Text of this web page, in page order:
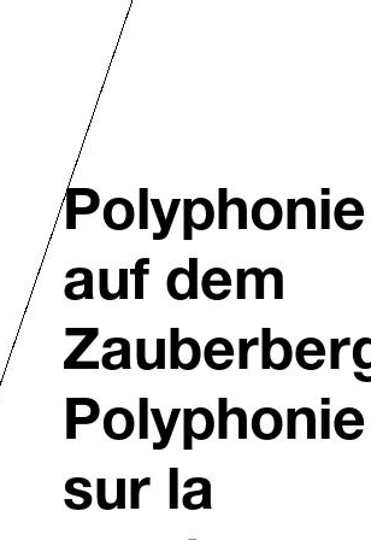
Polyphonie
auf dem
Polyphonie
sur la